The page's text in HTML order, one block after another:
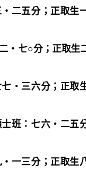
二五分；正取生
‧七○分；正取生
‧三六分；正取
班：七六‧二五
一三分；正取生